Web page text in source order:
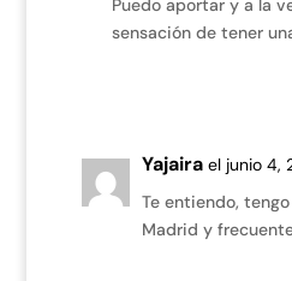
Puedo aportar y a la
sensación de tener
Yajaira el junio 4,
Te entiendo,
Madrid y